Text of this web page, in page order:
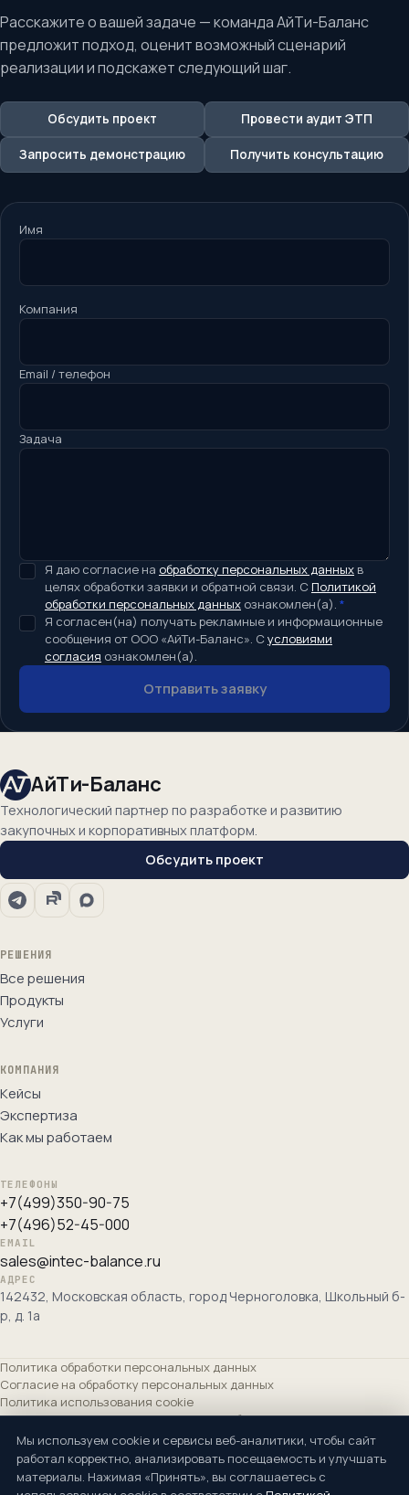
Расскажите о вашей задаче — команда АйТи-Баланс
предложит подход, оценит возможный сценарий
реализации и подскажет следующий шаг.
Обсудить проект Провести аудит ЭТП
Запросить демонстрацию Получить консультацию
Имя
Компания
Email / телефон
Задача
Я даю согласие на обработку персональных данных в
целях обработки заявки и обратной связи. С Политикой
обработки персональных данных ознакомлен(а). *
Я согласен(на) получать рекламные и информационные
сообщения от ООО «АйТи-Баланс». С условиями
согласия ознакомлен(а).
Отправить заявку
АйТи-Баланс
Технологический партнер по разработке и развитию
закупочных и корпоративных платформ.
Обсудить проект
РЕШЕНИЯ
Все решения
Продукты
Услуги
КОМПАНИЯ
Кейсы
Экспертиза
Как мы работаем
ТЕЛЕФОНЫ
+7(499)350-90-75
+7(496)52-45-000
EMAIL
sales@intec-balance.ru
АДРЕС
142432, Московская область, город Черноголовка, Школьный б-
р, д. 1а
Политика обработки персональных данных
Согласие на обработку персональных данных
Политика использования cookie
Согласие на получение рекламных сообщений
Сведения об организации
Основной вид деятельности ОКВЭД: Разработка компьютерного
программного обеспечения (62.01). Дополнительные: 62.02, 62.03, 62.09,
Мы используем cookie и сервисы веб-аналитики, чтобы сайт
работал корректно, анализировать посещаемость и улучшать
материалы. Нажимая «Принять», вы соглашаетесь с